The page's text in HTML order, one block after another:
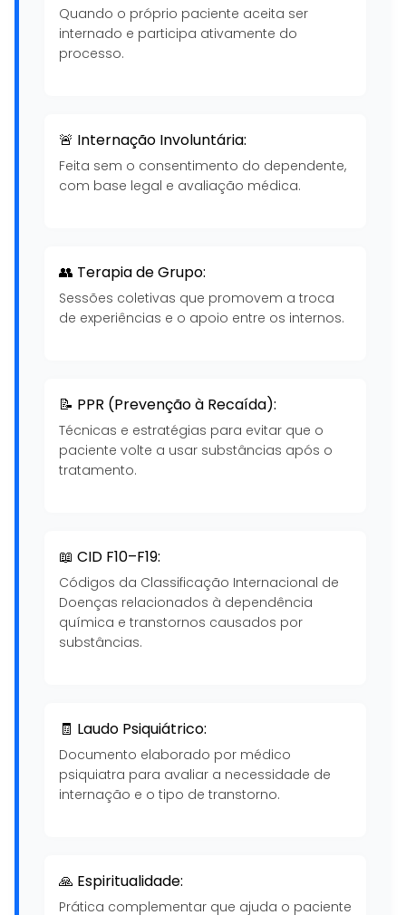
Quando o próprio paciente aceita ser
internado e participa ativamente do
processo.
🚨 Internação Involuntária:
Feita sem o consentimento do dependente,
com base legal e avaliação médica.
👥 Terapia de Grupo:
Sessões coletivas que promovem a troca
de experiências e o apoio entre os internos.
📝 PPR (Prevenção à Recaída):
Técnicas e estratégias para evitar que o
paciente volte a usar substâncias após o
tratamento.
📖 CID F10–F19:
Códigos da Classificação Internacional de
Doenças relacionados à dependência
química e transtornos causados por
substâncias.
🧾 Laudo Psiquiátrico:
Documento elaborado por médico
psiquiatra para avaliar a necessidade de
internação e o tipo de transtorno.
🙏 Espiritualidade:
Prática complementar que ajuda o paciente